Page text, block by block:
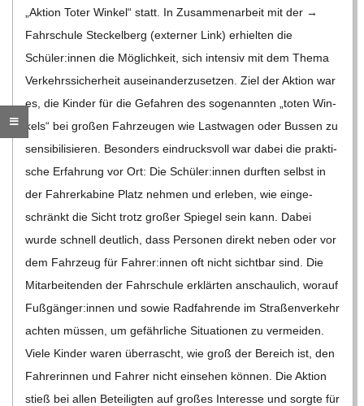
-
G
O
L
D
S
C
H
M
„Aktion Toter Win­kel“ statt. In Zusam­men­ar­beit mit der →
Fahr­schule Ste­ckel­berg (exter­ner Link) erhiel­ten die
Schüler:innen die Mög­lich­keit, sich inten­siv mit dem Thema
Ver­kehrs­si­cher­heit aus­ein­an­der­zu­set­zen. Ziel der Aktion war
es, die Kin­der für die Gefah­ren des soge­nann­ten „toten Win­
kels“ bei gro­ßen Fahr­zeu­gen wie Last­wa­gen oder Bus­sen zu
sen­si­bi­li­sie­ren. Beson­ders ein­drucks­voll war dabei die prak­ti­
sche Erfah­rung vor Ort: Die Schüler:innen durf­ten selbst in
der Fah­rer­ka­bine Platz neh­men und erle­ben, wie ein­ge­
schränkt die Sicht trotz gro­ßer Spie­gel sein kann. Dabei
wurde schnell deut­lich, dass Per­so­nen direkt neben oder vor
dem Fahr­zeug für Fahrer:innen oft nicht sicht­bar sind. Die
Mit­ar­bei­ten­den der Fahr­schule erklär­ten anschau­lich, wor­auf
Fußgänger:innen und sowie Rad­fah­rende im Stra­ßen­ver­kehr
ach­ten müs­sen, um gefähr­li­che Situa­tio­nen zu ver­mei­den.
Viele Kin­der waren über­rascht, wie groß der Bereich ist, den
Fah­re­rin­nen und Fah­rer nicht ein­se­hen kön­nen. Die Aktion
stieß bei allen Betei­lig­ten auf gro­ßes Inter­esse und sorgte für